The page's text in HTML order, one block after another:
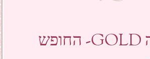
מטרנה GOLD- החופש